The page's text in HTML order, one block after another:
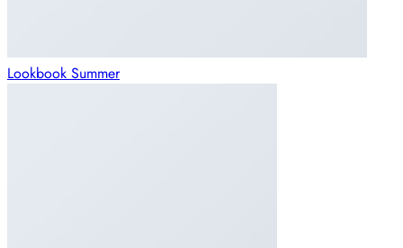
Lookbook Summer